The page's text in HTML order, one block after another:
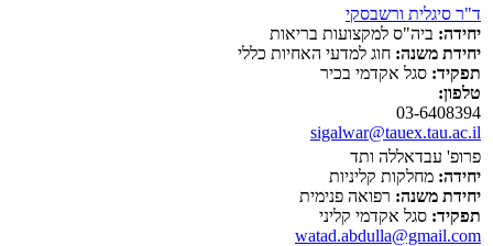
ד"ר סיגלית ורשבסקי
יחידה: ביה"ס למקצועות בריאות
יחידת משנה: חוג למדעי האחיות כללי
תפקיד: סגל אקדמי בכיר
טלפון:
03-6408394
sigalwar@tauex.tau.ac.il
פרופ' עבדאללה ותד
יחידה: מחלקות קליניות
יחידת משנה: רפואה פנימית
תפקיד: סגל אקדמי קליני
watad.abdulla@gmail.com